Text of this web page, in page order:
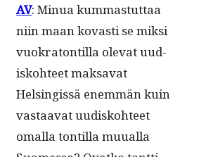
AV: Min­ua kum­mas­tut­taa
niin maan kovasti se mik­si
vuokra­ton­til­la ole­vat uud­
isko­hteet mak­sa­vat
Helsingis­sä enem­män kuin
vas­taa­vat uud­isko­hteet
oma­l­la ton­til­la muual­la